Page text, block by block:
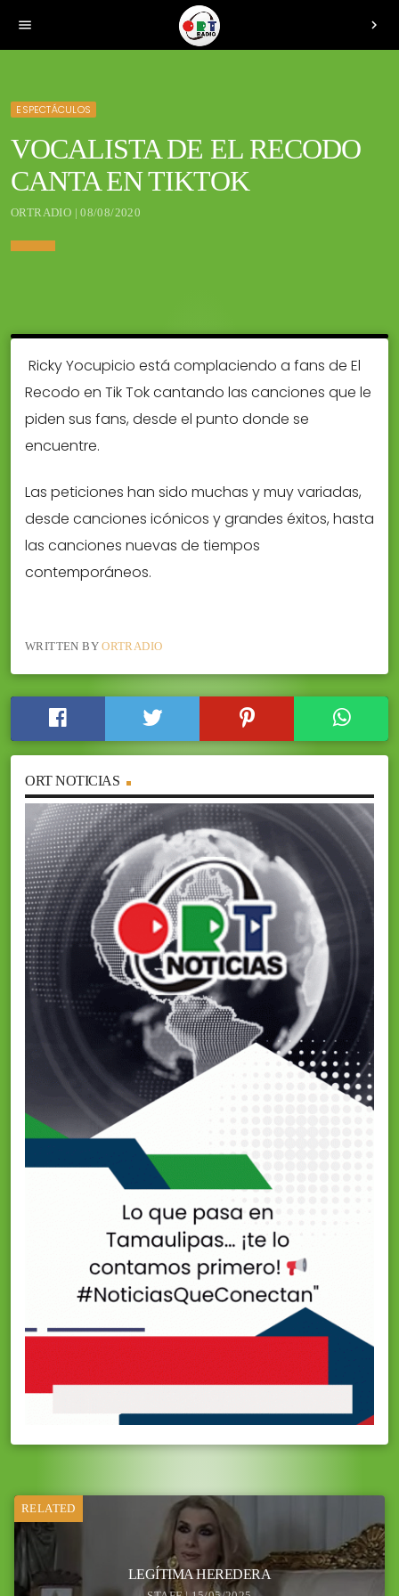
menu chevron_right
ESPECTÁCULOS
VOCALISTA DE EL RECODO
CANTA EN TIKTOK
ORTRADIO | 08/08/2020
Ricky Yocupicio está complaciendo a fans de El
Recodo en Tik Tok cantando las canciones que le
piden sus fans, desde el punto donde se
encuentre.
Las peticiones han sido muchas y muy variadas,
desde canciones icónicos y grandes éxitos, hasta
las canciones nuevas de tiempos
contemporáneos.
WRITTEN BYORTRADIO
ORT NOTICIAS
RELATED
LEGÍTIMA HEREDERA